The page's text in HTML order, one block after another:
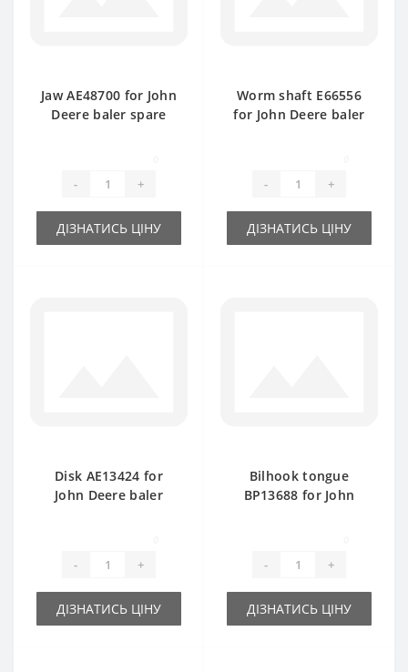
Jaw АЕ48700 for John
Deere baler spare
- +
ДІЗНАТИСЬ ЦІНУ
Worm shaft E66556
for John Deere baler
- +
ДІЗНАТИСЬ ЦІНУ
Disk АЕ13424 for
John Deere baler
- +
ДІЗНАТИСЬ ЦІНУ
Bilhook tongue
BP13688 for John
- +
ДІЗНАТИСЬ ЦІНУ